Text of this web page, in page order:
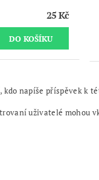
25 Kč
kdo napíše příspěvek k
uživatelé mohou